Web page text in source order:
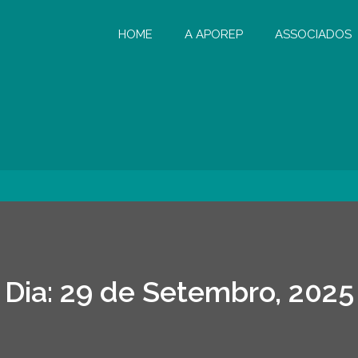
HOME A APOREP ASSOCIADOS
Dia: 29 de Setembro, 2025